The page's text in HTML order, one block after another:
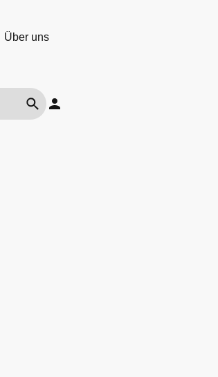
Über uns